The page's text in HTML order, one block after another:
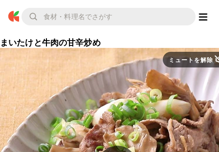
まいたけと牛肉の甘辛炒め
ミュートを解除